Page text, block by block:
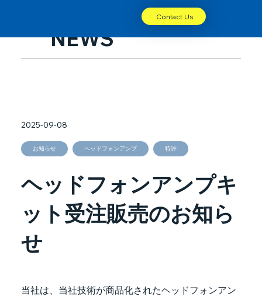
Contact Us
NEWS
ヘッドフォンアンプキ
ット受注販売のお知ら
せ
お知らせ ヘッドフォンアンプ 特許
2025-09-08
当社は、当社技術が商品化されたヘッドフォンアン